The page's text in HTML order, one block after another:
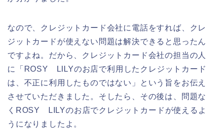
なので、クレジットカード会社に電話をすれば、クレ
ジットカードが使えない問題は解決できると思ったん
ですよね。だから、クレジットカード会社の担当の人
に「ROSY LILYのお店で利用したクレジットカード
は、不正に利用したものではない」という旨をお伝え
させていただきました。そしたら、その後は、問題な
くROSY LILYのお店でクレジットカードが使えるよ
うになりましたよ。